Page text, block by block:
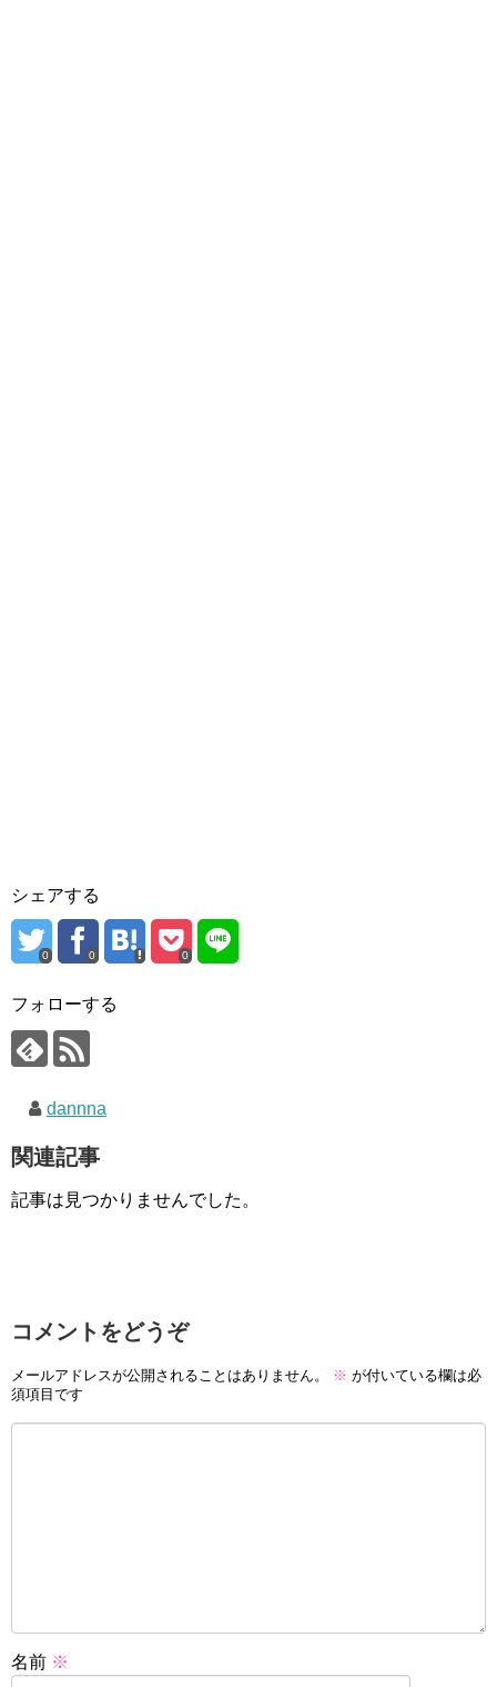
シェアする
0 0 0
フォローする
dannna
関連記事
記事は見つかりませんでした。
コメントをどうぞ
メールアドレスが公開されることはありません。 ※ が付いている欄は必
須項目です
名前 ※